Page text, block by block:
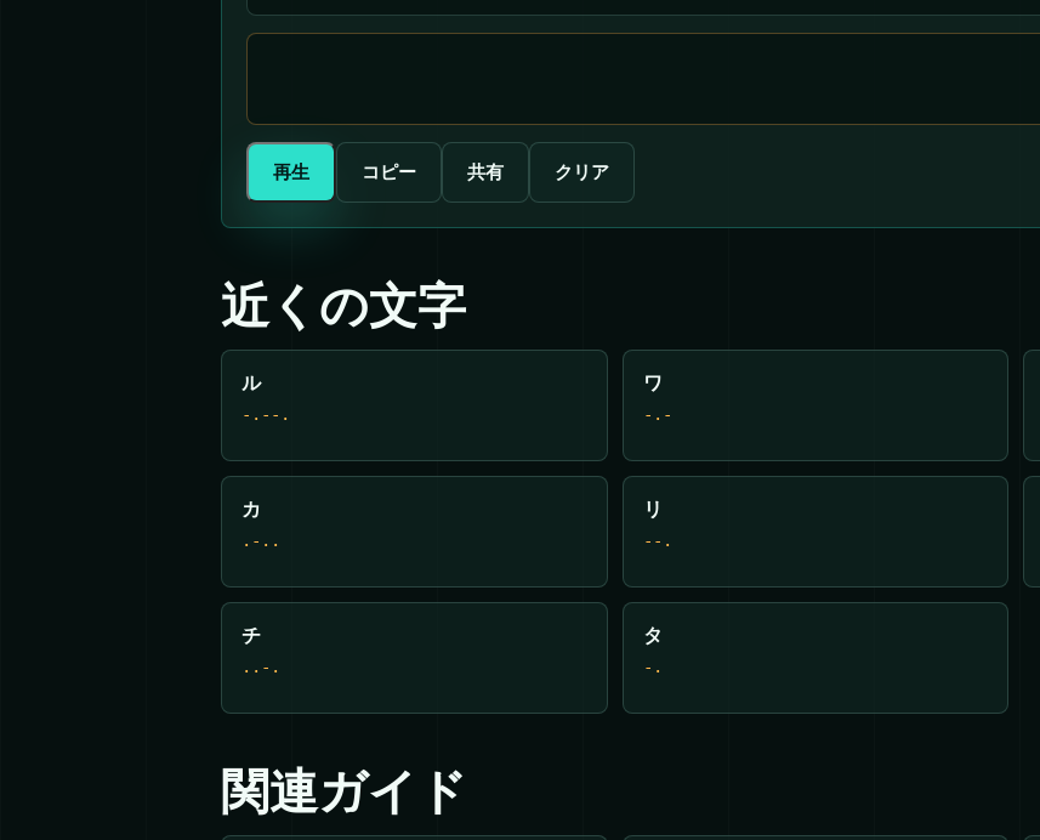
再生 コピー 共有 クリア
近くの文字
ル
-.--.
ワ
-.-
カ
.-..
リ
--.
チ
..-.
タ
-.
関連ガイド